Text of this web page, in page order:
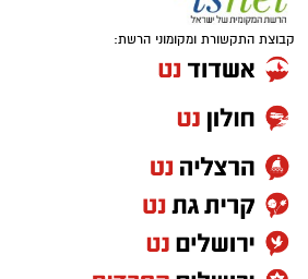
קבוצת התקשורת ומקומוני הרשת: